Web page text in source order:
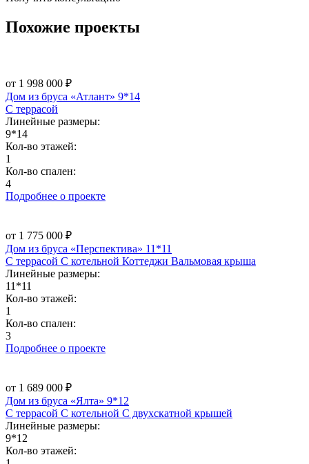
Похожие проекты
от 1 998 000 ₽
Дом из бруса «Атлант» 9*14
С террасой
Линейные размеры:
9*14
Кол-во этажей:
1
Кол-во спален:
4
Подробнее о проекте
от 1 775 000 ₽
Дом из бруса «Перспектива» 11*11
С террасой С котельной Коттеджи Вальмовая крыша
Линейные размеры:
11*11
Кол-во этажей:
1
Кол-во спален:
3
Подробнее о проекте
от 1 689 000 ₽
Дом из бруса «Ялта» 9*12
С террасой С котельной С двухскатной крышей
Линейные размеры:
9*12
Кол-во этажей: